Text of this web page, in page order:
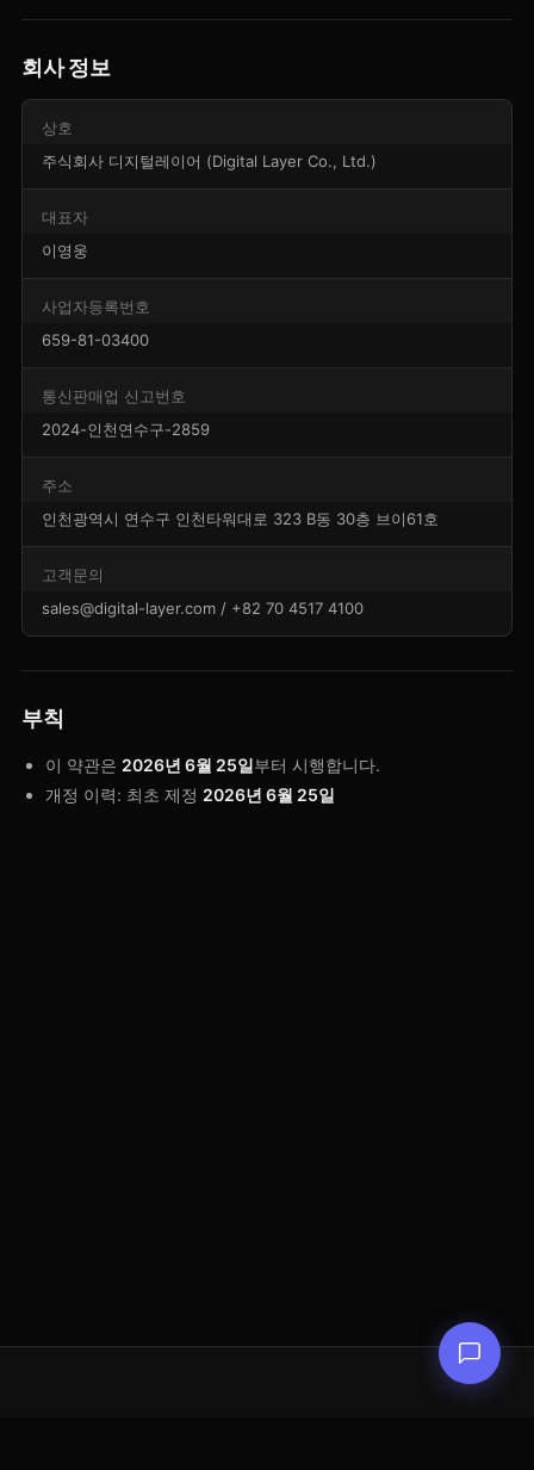
회사 정보
상호
주식회사 디지털레이어 (Digital Layer Co., Ltd.)
대표자
이영웅
사업자등록번호
659-81-03400
통신판매업 신고번호
2024-인천연수구-2859
주소
인천광역시 연수구 인천타워대로 323 B동 30층 브이61호
고객문의
sales@digital-layer.com / +82 70 4517 4100
부칙
이 약관은 2026년 6월 25일부터 시행합니다.
개정 이력: 최초 제정 2026년 6월 25일